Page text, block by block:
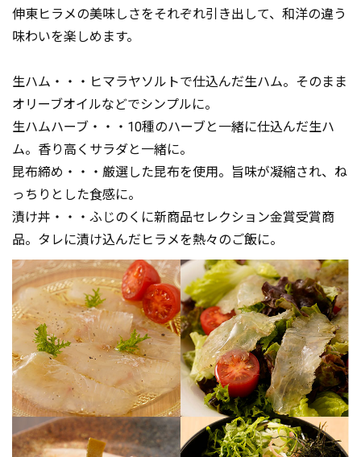
伸東ヒラメの美味しさをそれぞれ引き出して、和洋の違う
味わいを楽しめます。
生ハム・・・ヒマラヤソルトで仕込んだ生ハム。そのまま
オリーブオイルなどでシンプルに。
生ハムハーブ・・・10種のハーブと一緒に仕込んだ生ハ
ム。香り高くサラダと一緒に。
昆布締め・・・厳選した昆布を使用。旨味が凝縮され、ね
っちりとした食感に。
漬け丼・・・ふじのくに新商品セレクション金賞受賞商
品。タレに漬け込んだヒラメを熱々のご飯に。